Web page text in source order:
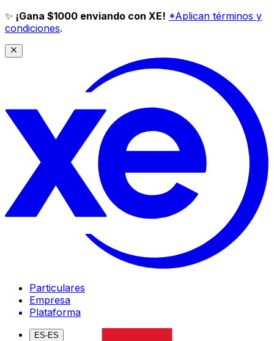
✨ ¡Gana $1000 enviando con XE! *Aplican términos y
condiciones.
Particulares
Empresa
Plataforma
ES-ES